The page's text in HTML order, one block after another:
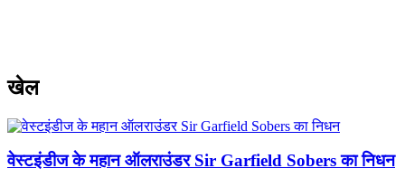
खेल
वेस्टइंडीज के महान ऑलराउंडर Sir Garfield Sobers का निधन